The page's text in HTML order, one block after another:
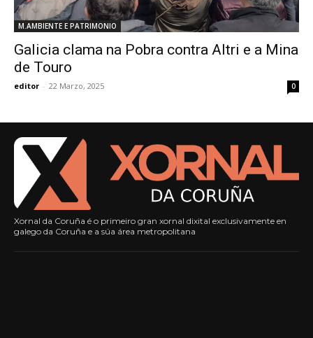
M.AMBIENTE E PATRIMONIO
Galicia clama na Pobra contra Altri e a Mina
de Touro
editor - 22 Marzo, 2025 0
Xornal da Coruña é o primeiro gran xornal dixital exclusivamente en
galego da Coruña e a súa área metropolitana